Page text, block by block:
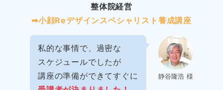
整体院経営
➡︎小顔Reデザインスペシャリスト養成講座
静谷隆浩 様
私的な事情で、過密な
スケジュールでしたが
講座の準備ができてすぐに